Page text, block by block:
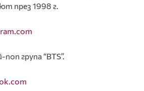
през 1998 г.
група “BTS”.